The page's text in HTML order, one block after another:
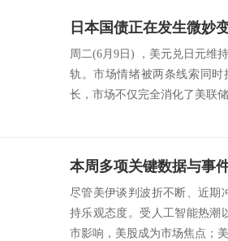
日本国债正在发生微妙
周二(6月9日) ，美元兑日元维
轨。市场情绪被两条线索同
长，市场不仅完全消化了美联
本周多项关键数据与事
尽管美伊谈判波折不断、近期
持乐观态度。受人工智能热潮
市影响，美股成为市场焦点；